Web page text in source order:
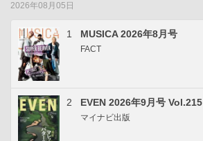
2026年08月05日
1 MUSICA 2026年8月号
FACT
2 EVEN 2026年9月号 Vol.215
マイナビ出版